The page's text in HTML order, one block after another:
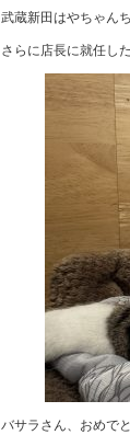
武蔵新田はやちゃん
さらに店長に就任し
バサラさん、おめで